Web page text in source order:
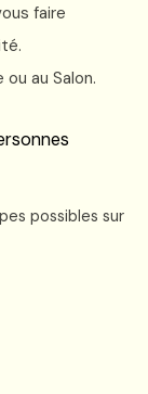
faire
au Salon.
possibles sur